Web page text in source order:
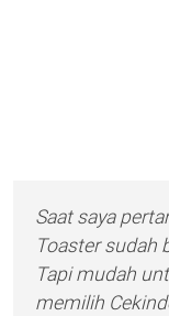
Saat saya
Toaster sudah
Tapi mudah
memilih